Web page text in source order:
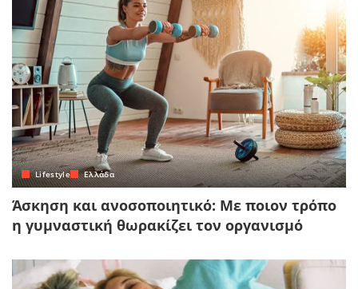
Lifestyle Ελλάδα
Άσκηση και ανοσοποιητικό: Με ποιον τρόπο
η γυμναστική θωρακίζει τον οργανισμό